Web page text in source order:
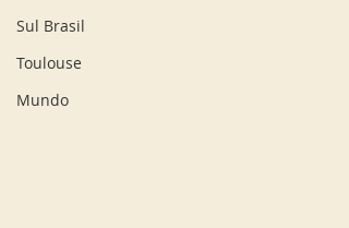
Sul Brasil
Toulouse
Mundo